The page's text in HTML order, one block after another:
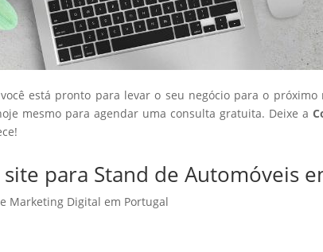
você está pronto para levar o seu negócio para o próximo
mesmo para agendar uma consulta gratuita. Deixe a
site para Stand de Automóveis
Marketing Digital em Portugal